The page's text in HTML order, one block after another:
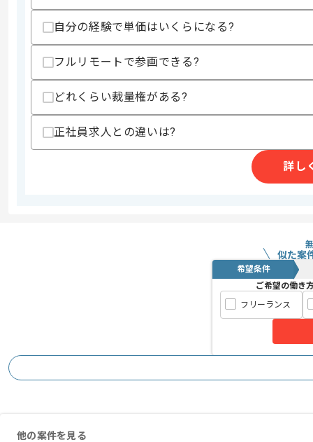
・Google Playで公開を行なった実務経験
上記に似た経験やスキルをお持ちであれば申
精算・お支払い
精算条件
有
精算基準時間
2017/11/01
レバテックの実績多数の企業の案件です
自分の経験で単価はいくらになる?
フルリモートで参画できる?
どれくらい裁量権がある?
正社員求人との違いは?
詳し
似た案
希望条件
ご希望の働き
フリーランス
他の案件を見る